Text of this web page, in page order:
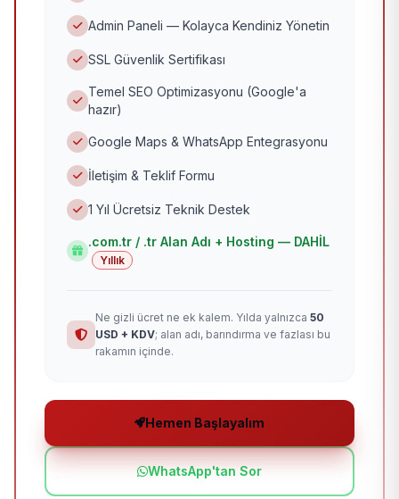
Admin Paneli — Kolayca Kendiniz Yönetin
SSL Güvenlik Sertifikası
Temel SEO Optimizasyonu (Google'a
hazır)
Google Maps & WhatsApp Entegrasyonu
İletişim & Teklif Formu
1 Yıl Ücretsiz Teknik Destek
.com.tr / .tr Alan Adı + Hosting — DAHİL
Yıllık
Ne gizli ücret ne ek kalem. Yılda yalnızca 50
USD + KDV; alan adı, barındırma ve fazlası bu
rakamın içinde.
Hemen Başlayalım
WhatsApp'tan Sor